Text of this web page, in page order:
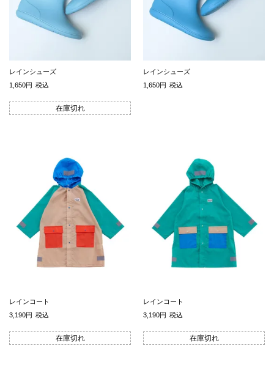
レインシューズ
1,650
税込
在庫切れ
レインシューズ
1,650
税込
レインコート
3,190
税込
在庫切れ
レインコート
3,190
税込
在庫切れ